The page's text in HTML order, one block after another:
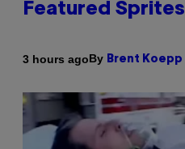
Featured Sprites
3 hours agoBy Brent Koepp